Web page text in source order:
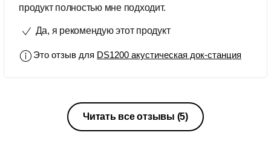
продукт полностью мне подходит.
Да, я рекомендую этот продукт
Это отзыв для DS1200 акустическая док-станция
Читать все отзывы (5)